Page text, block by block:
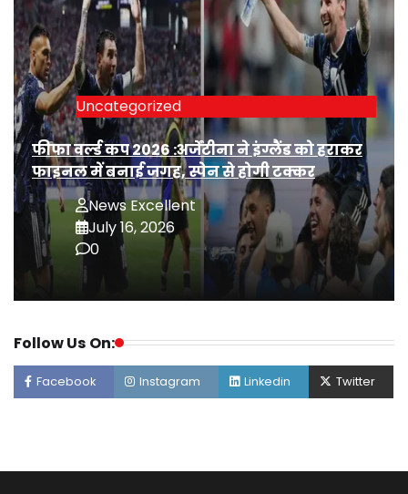
Uncategorized
फीफा वर्ल्ड कप 2026 :अर्जेंटीना ने इंग्लैंड को हराकर
फाइनल में बनाई जगह, स्पेन से होगी टक्कर
News Excellent
July 16, 2026
0
Follow Us On:
Facebook Instagram Linkedin Twitter